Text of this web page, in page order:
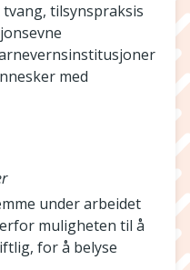
tilsynspraksis
med
under arbeidet
muligheten til å
for å belyse